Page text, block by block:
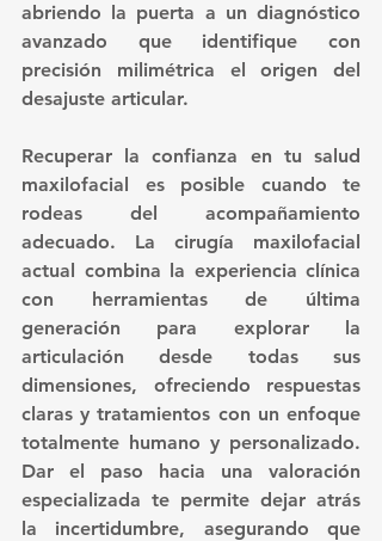
abriendo la puerta a un diagnóstico
avanzado que identifique con
precisión milimétrica el origen del
desajuste articular.
Recuperar la confianza en tu salud
maxilofacial es posible cuando te
rodeas del acompañamiento
adecuado. La cirugía maxilofacial
actual combina la experiencia clínica
con herramientas de última
generación para explorar la
articulación desde todas sus
dimensiones, ofreciendo respuestas
claras y tratamientos con un enfoque
totalmente humano y personalizado.
Dar el paso hacia una valoración
especializada te permite dejar atrás
la incertidumbre, asegurando que